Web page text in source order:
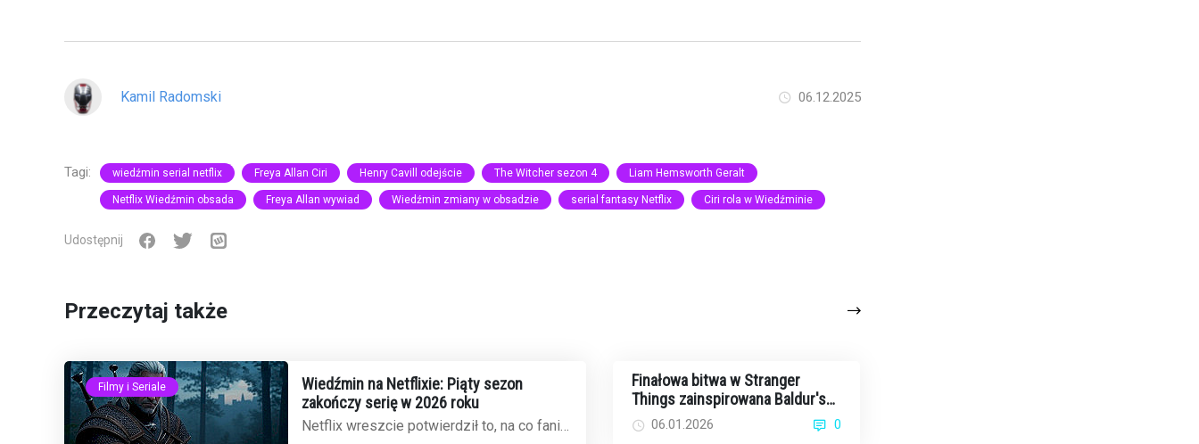
Kamil Radomski 06.12.2025
Tagi: wiedźmin serial netflix Freya Allan Ciri Henry Cavill odejście The Witcher sezon 4 Liam Hemsworth Geralt
Netflix Wiedźmin obsada Freya Allan wywiad Wiedźmin zmiany w obsadzie serial fantasy Netflix Ciri rola w Wiedźminie
Udostępnij
Przeczytaj także
Filmy i Seriale
Wiedźmin na Netflixie: Piąty sezon
zakończy serię w 2026 roku
Netflix wreszcie potwierdził to, na co fani
Finałowa bitwa w Stranger
Things zainspirowana Baldur's
Gate 3 - twórcy ujawniają kulisy
06.01.2026 0